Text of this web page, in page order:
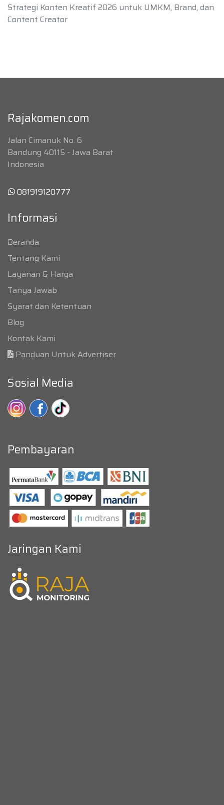
Strategi Konten Kreatif 2026 untuk UMKM, Brand, dan
Content Creator
Rajakomen.com
Jalan Cimanuk No. 6
Bandung 40115 - Jawa Barat
Indonesia
081919120777
Informasi
Beranda
Tentang Kami
Layanan & Harga
Tanya Jawab
Syarat dan Ketentuan
Blog
Kontak Kami
Panduan Untuk Advertiser
Sosial Media
Pembayaran
Jaringan Kami